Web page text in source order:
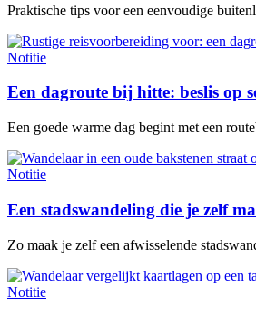
Praktische tips voor een eenvoudige
Notitie
Een dagroute bij hitte: beslis op
Een goede warme dag begint met een
Notitie
Een stadswandeling die je zelf
Zo maak je zelf een afwisselende
Notitie